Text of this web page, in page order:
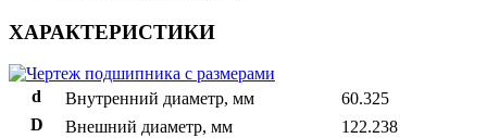
ХАРАКТЕРИСТИКИ
d Внутренний диаметр, мм
60.325
D
Внешний диаметр, мм
122.238